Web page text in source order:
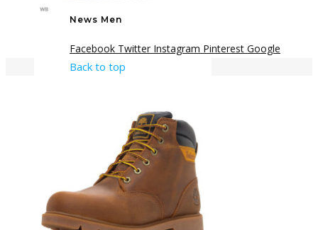
News Men
Facebook Twitter Instagram Pinterest Google
Back to top